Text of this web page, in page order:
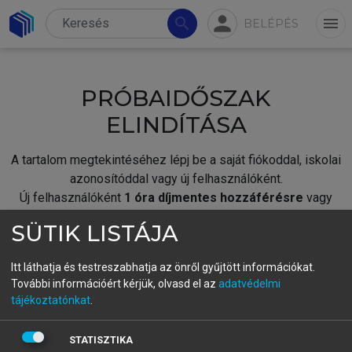
search person BELÉPÉS menu
PRÓBAIDŐSZAK
ELINDÍTÁSA
A tartalom megtekintéséhez lépj be a saját fiókoddal, iskolai
azonosítóddal vagy új felhasználóként.
Új felhasználóként 1 óra díjmentes hozzáférésre vagy
fiókoddal,vagy hozz létre új fiókot.
A regisztráció után apróbaidőszakautomatikusan
BELÉPÉS SAJÁT FIÓKKAL
SÜTIK LISTÁJA
Itt láthatja és testreszabhatja az önről gyűjtött információkat.
További információért kérjük, olvasd el az adatvédelmi
tájékoztatónkat
STATISZTIKA